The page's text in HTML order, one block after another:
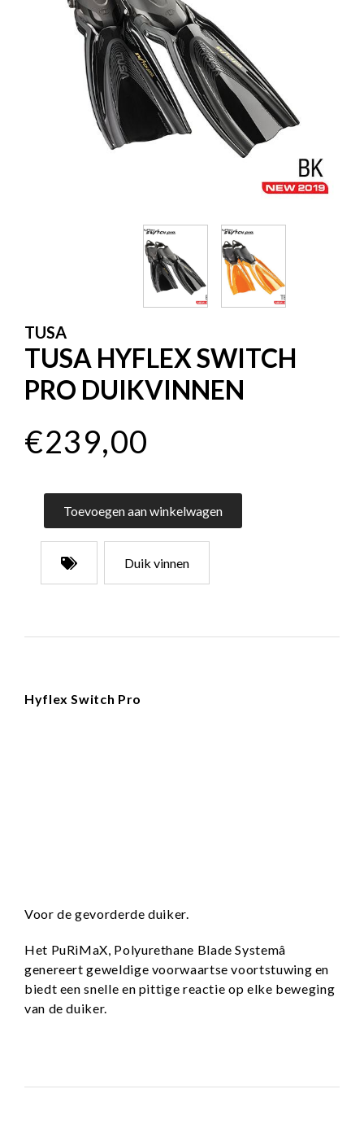
TUSA
TUSA HYFLEX SWITCH
PRO DUIKVINNEN
€239,00
Toevoegen aan winkelwagen
Duik vinnen
Hyflex Switch Pro
Voor de gevorderde duiker.
Het PuRiMaX, Polyurethane Blade Systemâ
genereert geweldige voorwaartse voortstuwing en
biedt een snelle en pittige reactie op elke beweging
van de duiker.